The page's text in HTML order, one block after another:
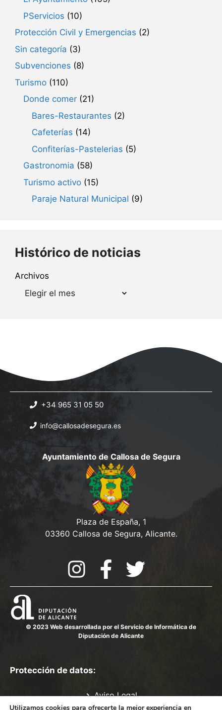
PServicios (10)
Protección Civil y Emergencias (2)
Sin categoría (3)
Subvenciones (8)
Turismo (110)
Donde comer (21)
Bares-Restaurantes (2)
Cafeterías (14)
Confiterías-Pastelerias (5)
Gastronomia (58)
Turismo activo (15)
Paraje Natural Municipal (9)
Histórico de noticias
Archivos
+34 965 31 05 50
info@callosadesegura.es
Ayuntamiento de Callosa de Segura
Plaza de España, 1
03360 Callosa de Segura, Alicante.
© 2023 Web desarrollada por el Servicio de Informática de
Diputación de Alicante
Protección de datos:
Aviso Legal
Política de Privacidad
Utilizamos cookies para ofrecerte la mejor experiencia en